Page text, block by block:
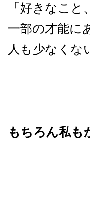
「好きなこ
一部の才能に
人も少なくな
もちろん私も